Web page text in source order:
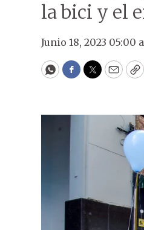
la bici y el
Junio 18, 2023 05:00
WhatsApp
Facebook
Twitter
Email